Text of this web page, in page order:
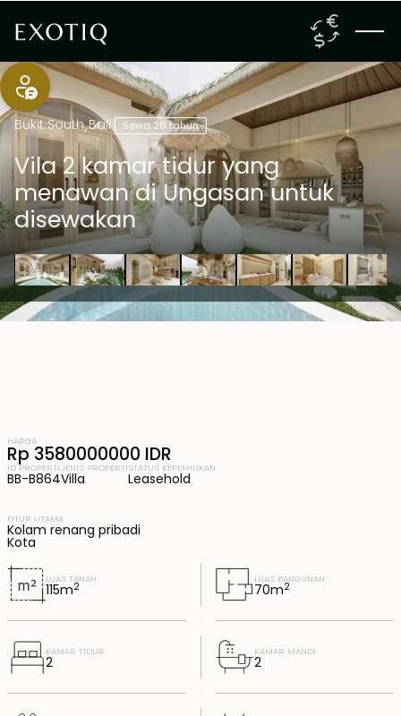
Bukit South,Bali Sewa 28 tahun
Vila 2 kamar tidur yang
menawan di Ungasan untuk
disewakan
LUAS TANAH
115m2
LUAS BANGUNAN
70m2
KAMAR TIDUR
2
KAMAR MANDI
2
HARGA
Rp 3580000000 IDR
ID PROPERTI
BB-B864
JENIS PROPERTI
Villa
STATUS KEPEMILIKAN
Leasehold
FITUR UTAMA
Kolam renang pribadi
Kota